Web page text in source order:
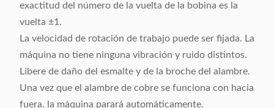
exactitud del número de la vuelta de la bobina es la
vuelta ±1.
La velocidad de rotación de trabajo puede ser fijada. La
máquina no tiene ninguna vibración y ruido distintos.
Libere de daño del esmalte y de la broche del alambre.
Una vez que el alambre de cobre se funciona con hacia
fuera, la máquina parará automáticamente.